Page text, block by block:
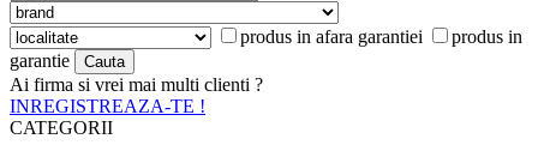
produs in afara garantiei
produs in
garantie
Ai firma si vrei mai multi clienti ?
INREGISTREAZA-TE !
CATEGORII